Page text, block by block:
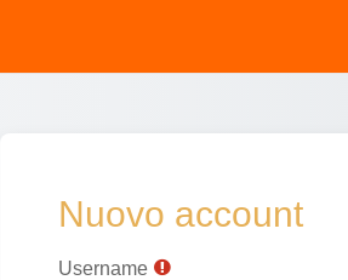
Nuovo account
Username